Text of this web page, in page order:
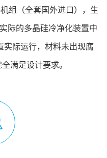
组（全套国外进口），生
际的多晶硅冷净化装置中
实际运行，材料未出现腐
满足设计要求。